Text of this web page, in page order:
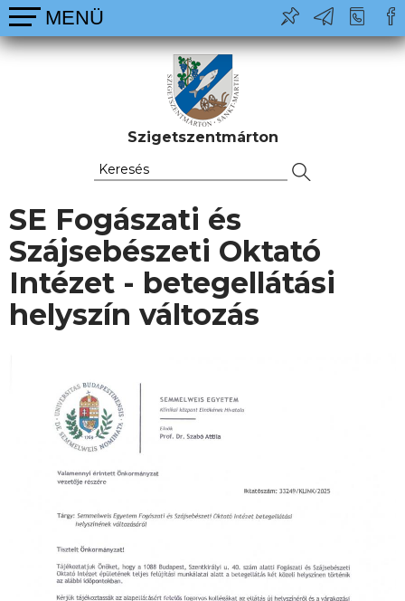
Szigetszentmárton
SE Fogászati és
Szájsebészeti Oktató
Intézet - betegellátási
helyszín változás